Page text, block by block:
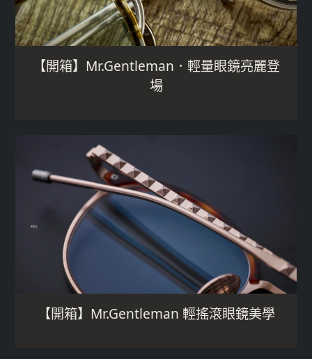
【開箱】Mr.Gentleman．輕量眼鏡亮麗登
場
【開箱】Mr.Gentleman 輕搖滾眼鏡美學